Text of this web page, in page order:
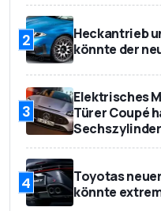
2
Heckantrieb
könnte der
3
Elektrisches
Türer Coupé
4
Toyotas
könnte